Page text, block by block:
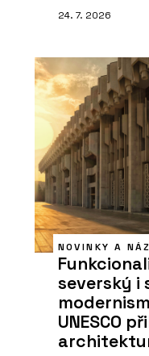
24. 7. 2026
NOVINKY A
severský i
UNESCO